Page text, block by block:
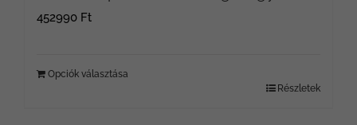
452990 Ft
Opciók választása
Részletek